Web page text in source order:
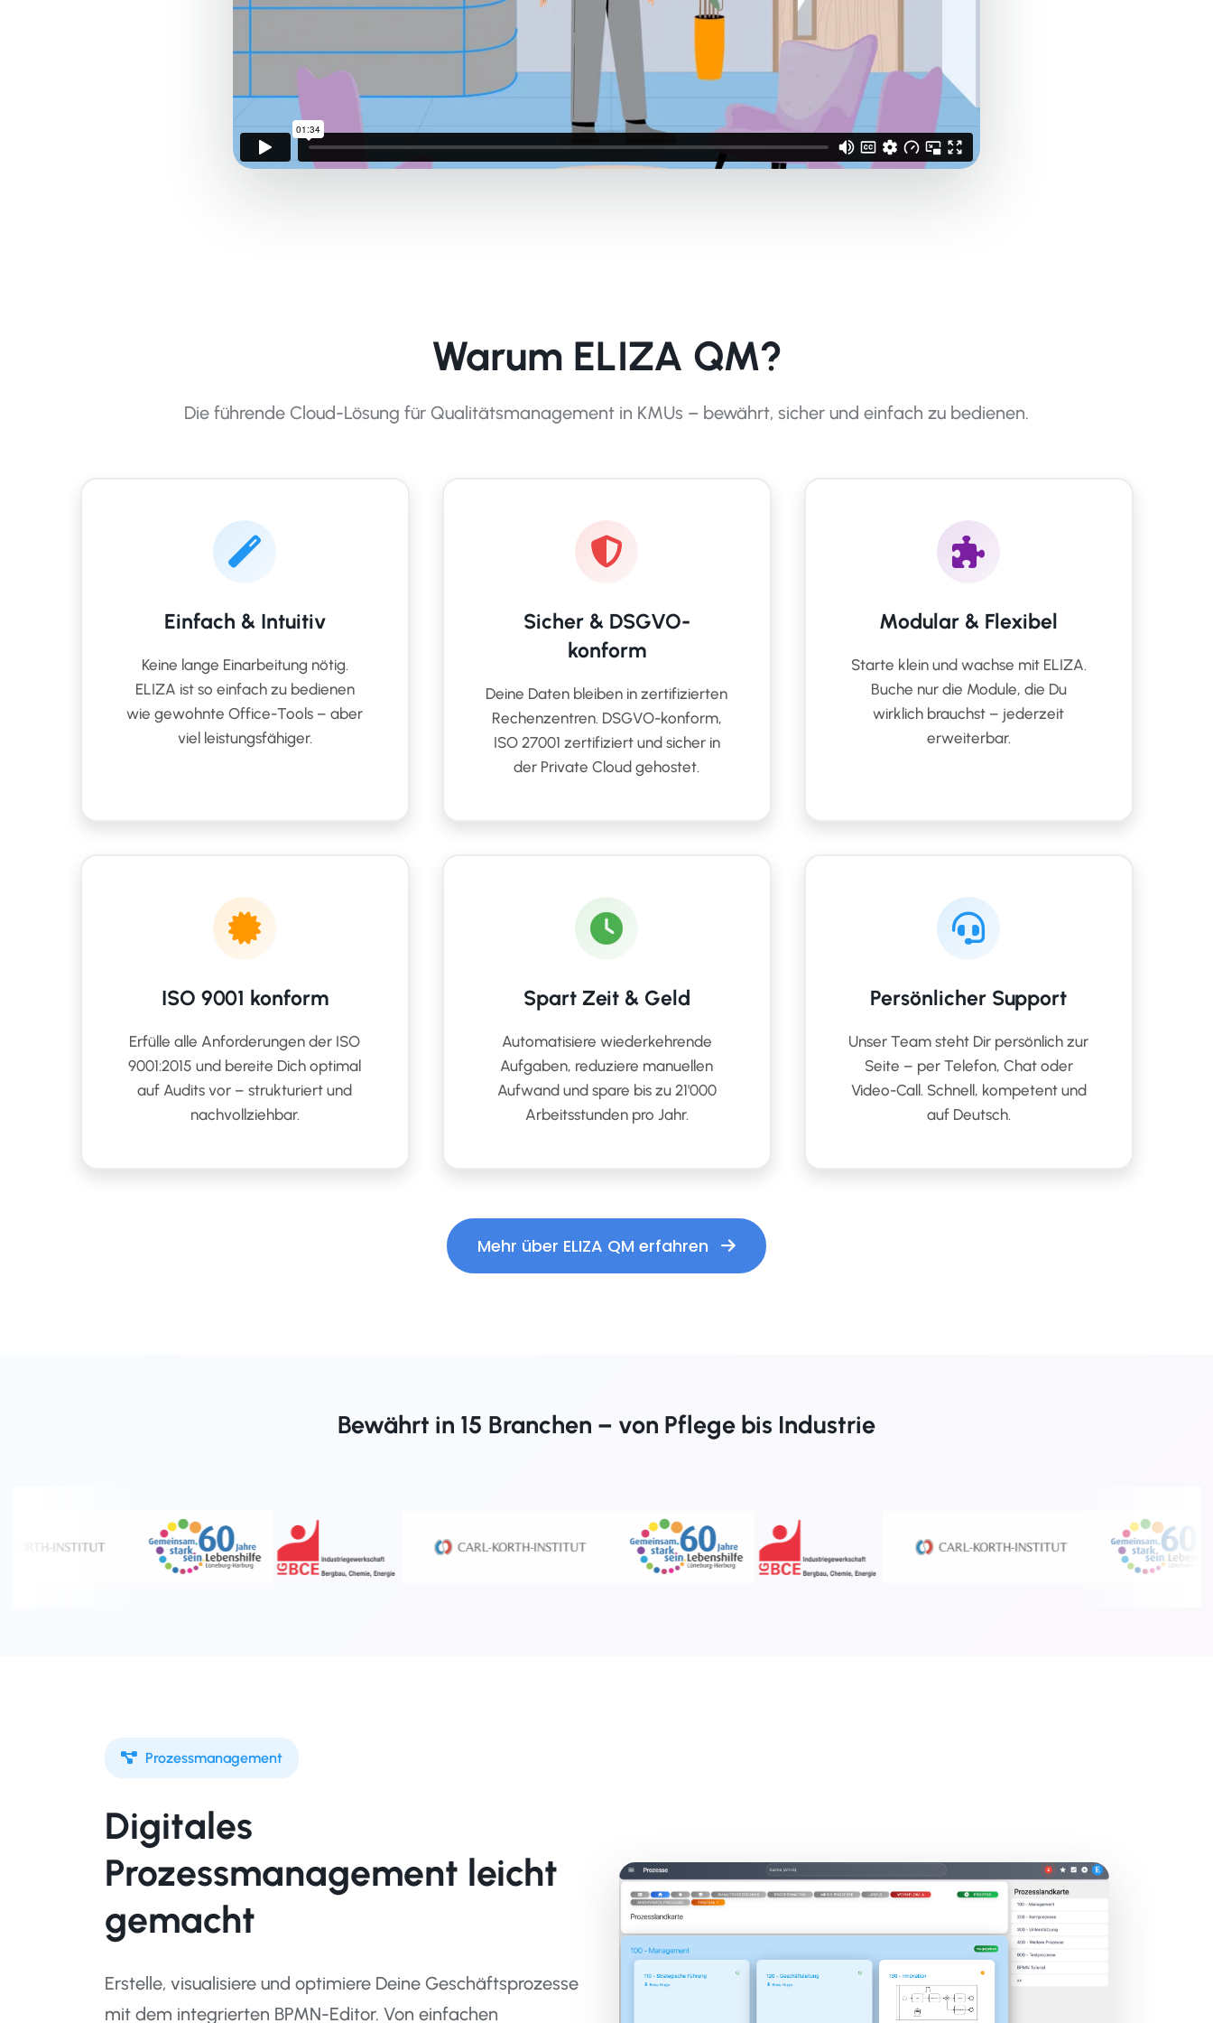
Warum ELIZA QM?
Die führende Cloud-Lösung für Qualitätsmanagement in KMUs – bewährt, sicher und einfach zu bedienen.
Einfach & Intuitiv
Keine lange Einarbeitung nötig.
ELIZA ist so einfach zu bedienen
wie gewohnte Office-Tools – aber
viel leistungsfähiger.
Sicher & DSGVO-
konform
Deine Daten bleiben in zertifizierten
Rechenzentren. DSGVO-konform,
ISO 27001 zertifiziert und sicher in
der Private Cloud gehostet.
Modular & Flexibel
Starte klein und wachse mit ELIZA.
Buche nur die Module, die Du
wirklich brauchst – jederzeit
erweiterbar.
ISO 9001 konform
Erfülle alle Anforderungen der ISO
9001:2015 und bereite Dich optimal
auf Audits vor – strukturiert und
nachvollziehbar.
Spart Zeit & Geld
Automatisiere wiederkehrende
Aufgaben, reduziere manuellen
Aufwand und spare bis zu 21'000
Arbeitsstunden pro Jahr.
Persönlicher Support
Unser Team steht Dir persönlich zur
Seite – per Telefon, Chat oder
Video-Call. Schnell, kompetent und
auf Deutsch.
Mehr über ELIZA QM erfahren
Bewährt in 15 Branchen – von Pflege bis Industrie
Prozessmanagement
Digitales
Prozessmanagement leicht
gemacht
Erstelle, visualisiere und optimiere Deine Geschäftsprozesse
mit dem integrierten BPMN-Editor. Von einfachen